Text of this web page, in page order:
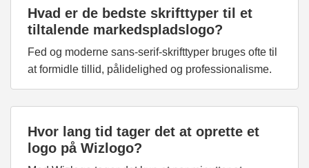
Hvad er de bedste skrifttyper til et
tiltalende markedspladslogo?
Fed og moderne sans-serif-skrifttyper bruges ofte til
at formidle tillid, pålidelighed og professionalisme.
Hvor lang tid tager det at oprette et
logo på Wizlogo?